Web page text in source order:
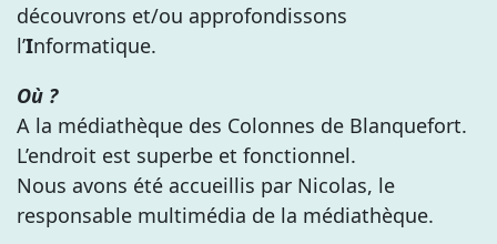
découvrons et/ou approfondissons
l’Informatique.
Où ?
A la médiathèque des Colonnes de Blanquefort.
L’endroit est superbe et fonctionnel.
Nous avons été accueillis par Nicolas, le
responsable multimédia de la médiathèque.